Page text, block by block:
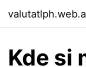
Kde si